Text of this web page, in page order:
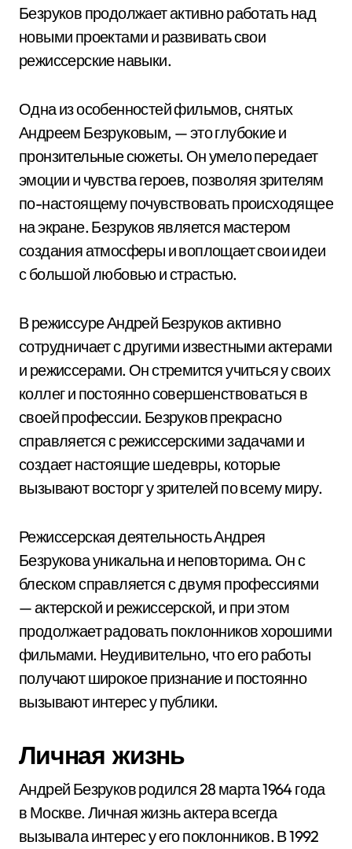
Безруков продолжает активно работать над
новыми проектами и развивать свои
режиссерские навыки.
Одна из особенностей фильмов, снятых
Андреем Безруковым, — это глубокие и
пронзительные сюжеты. Он умело передает
эмоции и чувства героев, позволяя зрителям
по-настоящему почувствовать происходящее
на экране. Безруков является мастером
создания атмосферы и воплощает свои идеи
с большой любовью и страстью.
В режиссуре Андрей Безруков активно
сотрудничает с другими известными актерами
и режиссерами. Он стремится учиться у своих
коллег и постоянно совершенствоваться в
своей профессии. Безруков прекрасно
справляется с режиссерскими задачами и
создает настоящие шедевры, которые
вызывают восторг у зрителей по всему миру.
Режиссерская деятельность Андрея
Безрукова уникальна и неповторима. Он с
блеском справляется с двумя профессиями
— актерской и режиссерской, и при этом
продолжает радовать поклонников хорошими
фильмами. Неудивительно, что его работы
получают широкое признание и постоянно
вызывают интерес у публики.
Личная жизнь
Андрей Безруков родился 28 марта 1964 года
в Москве. Личная жизнь актера всегда
вызывала интерес у его поклонников. В 1992